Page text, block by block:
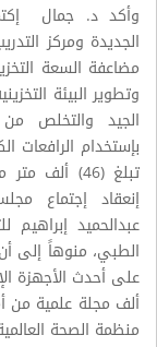
وأكد د. جمال
الجديدة ومركز
مضاعفة السعة
وتطوير البيئة
الجيد والتخلص من
بإستخدام الرافعات
تبلغ (46)
إنعقاد إجتماع
عبدالحميد إبراهيم
الطبي، منوهاً إلى
ألف مجلة علمية من
منظمة الصحة